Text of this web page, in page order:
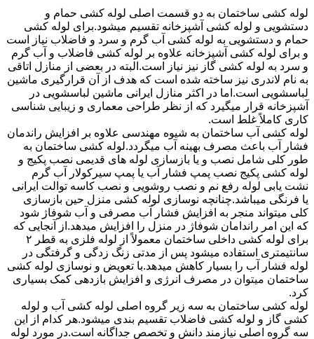
لوله کشی ساختمان به دو قسمت اصلی لوله کشی حمام و
دستشویی و لوله کشی آشپزخانه تقسیم میشود.برای لوله کشی
حمام و دستشویی به لوله کشی آب گرم و سرد و فاضلاب نیاز است
و برای لوله کشی آشپزخانه علاوه بر لوله کشی فاضلاب و آب گرم
و سرد به لوله کشی گاز نیز نیاز است.البته در بعضی از منازل اتاقی
به نام لاندری نیز ساخته شده است که هدف از آن قرارگیری ماشین
لباسشویی است.اما در اکثر منازل ایرانی ماشین لباسشویی در
آشپزخانه قرار میگیرد که از نظر طراحی معماری و زیبایی شناسی
کاری کاملاً غلط است.
لوله کشی آب ساختمان به شیوه مهندسی علاوه بر افزایش راندمان
فشار آب باعث مصرف بهینه آب میگردد.لوله کشی ساختمان به
طور کلی شامل نصب و یا بازسازی لوله های قدیمی نصب پکیج و
لوله کشی پکیج نصب پمپ فشار آب یا پمپ سیرکولار آب گرم
نشت یابی لوله رفع نم و نصب روشویی و نصب کاسه توالت ایرانی
یا فرنگی میباشد.چنانچه نوسازی لوله کشی منزل حین بازسازی
کلی میتواند منجر به افزایش فشار آب مصرفی و آب شوفاژ شود
که این امر راندامان شوفاژ در منزل را افزایش میدهد.از آنجایی که
برای لوله کشی داخلی ساختمان معمولاً از لوله فلزی به قطر ۲
سانتیمتری استفاده میشود پس از مدتی زنگ زدگی و گرفتگی در
لوله فشار آب را بسیار کاهش میدهد.با تعویض و نوسازی لوله کشی
ساختمان میتوان در مصرف انرژی و افزایش بازدهی کمک بسیاری
کرد.
لوله کشی ساختمان به سه زیر گروه اصلی لوله کشی آب و لوله
کشی گاز و لوله کشی فاضلاب تقسیم بندی میشود.هر کدام از این
سه گروه اصلی نیازمند دانش و تخصص جداگانه است.در مورد لوله